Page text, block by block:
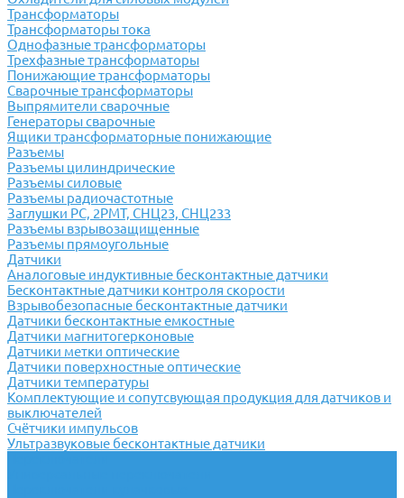
Трансформаторы
Трансформаторы тока
Однофазные трансформаторы
Трехфазные трансформаторы
Понижающие трансформаторы
Сварочные трансформаторы
Выпрямители сварочные
Генераторы сварочные
Ящики трансформаторные понижающие
Разъемы
Разъемы цилиндрические
Разъемы силовые
Разъемы радиочастотные
Заглушки РС, 2РМТ, СНЦ23, СНЦ233
Разъемы взрывозащищенные
Разъемы прямоугольные
Датчики
Аналоговые индуктивные бесконтактные датчики
Бесконтактные датчики контроля скорости
Взрывобезопасные бесконтактные датчики
Датчики бесконтактные емкостные
Датчики магнитогерконовые
Датчики метки оптические
Датчики поверхностные оптические
Датчики температуры
Комплектующие и сопутсвующая продукция для датчиков и
выключателей
Счётчики импульсов
Ультразвуковые бесконтактные датчики